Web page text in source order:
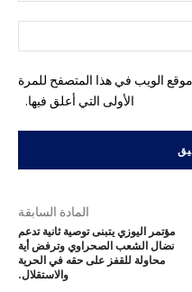
الويب في هذا المتصفح للمرة
الأولى التي أعلق فيها.
المادة السابقة
مؤتمر اليوزي يتبنى توصية ثانية تدعم
نضال الشعب الصحراوي وترفض أية
محاولة للقفز على حقه في الحرية
والاستقلال.